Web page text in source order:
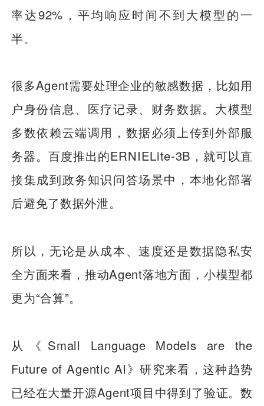
率达92%，平均响应时间不到大模型的一
半。
很多Agent需要处理企业的敏感数据，比如用
户身份信息、医疗记录、财务数据。大模型
多数依赖云端调用，数据必须上传到外部服
务器。百度推出的ERNIELite-3B，就可以直
接集成到政务知识问答场景中，本地化部署
后避免了数据外泄。
所以，无论是从成本、速度还是数据隐私安
全方面来看，推动Agent落地方面，小模型都
更为“合算”。
从《Small Language Models are the
Future of Agentic AI》研究来看，这种趋势
已经在大量开源Agent项目中得到了验证。数